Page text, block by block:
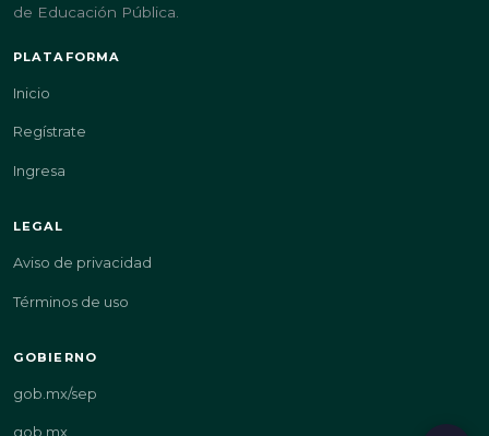
de Educación Pública.
PLATAFORMA
Inicio
Regístrate
Ingresa
LEGAL
Aviso de privacidad
Términos de uso
GOBIERNO
gob.mx/sep
gob.mx